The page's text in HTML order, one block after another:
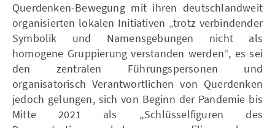
Querdenken-Bewegung mit ihren deutschlandweit
organisierten lokalen Initiativen „trotz verbindender
Symbolik und Namensgebungen nicht als
homogene Gruppierung verstanden werden“, es sei
den zentralen Führungspersonen und
organisatorisch Verantwortlichen von Querdenken
jedoch gelungen, sich von Beginn der Pandemie bis
Mitte 2021 als „Schlüsselfiguren des